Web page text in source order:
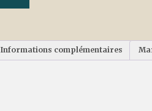
Informations complémentaires